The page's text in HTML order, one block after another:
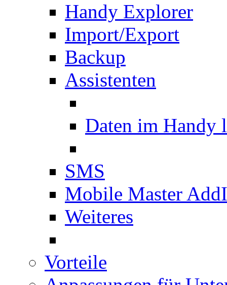
Handy Explorer
Import/Export
Backup
Assistenten
Daten im Handy
SMS
Mobile Master
Weiteres
Vorteile